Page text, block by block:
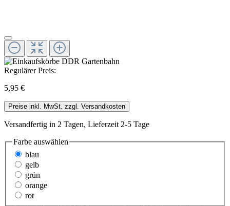
Regulärer Preis:
5,95 €
Preise inkl. MwSt. zzgl. Versandkosten
Versandfertig in 2 Tagen, Lieferzeit 2-5 Tage
Farbe auswählen
blau
gelb
grün
orange
rot